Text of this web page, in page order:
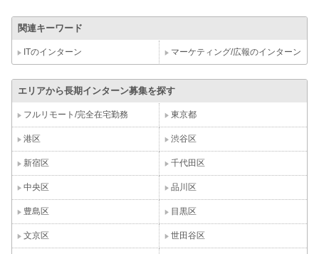
関連キーワード
ITのインターン マーケティング/広報のインターン
エリアから長期インターン募集を探す
フルリモート/完全在宅勤務 東京都
港区 渋谷区
新宿区 千代田区
中央区 品川区
豊島区 目黒区
文京区 世田谷区